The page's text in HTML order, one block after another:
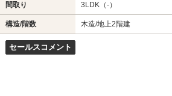
間取り 3LDK（-）
構造/階数 木造/地上2階建
セールスコメント